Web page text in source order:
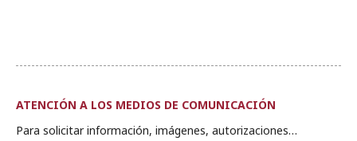
ATENCIÓN A LOS MEDIOS DE COMUNICACIÓN
Para solicitar información, imágenes, autorizaciones…